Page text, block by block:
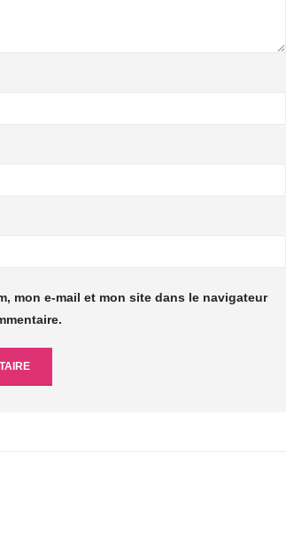
mon e-mail et mon site dans le navigateur